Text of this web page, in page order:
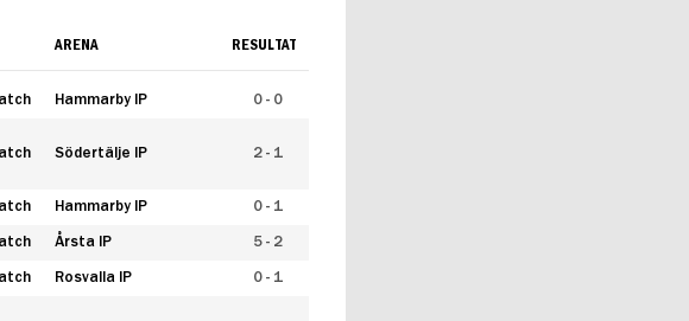
ARENA RESULTAT
Hammarby IP 0 - 0
Södertälje IP 2 - 1
Hammarby IP 0 - 1
Årsta IP 5 - 2
Rosvalla IP 0 - 1